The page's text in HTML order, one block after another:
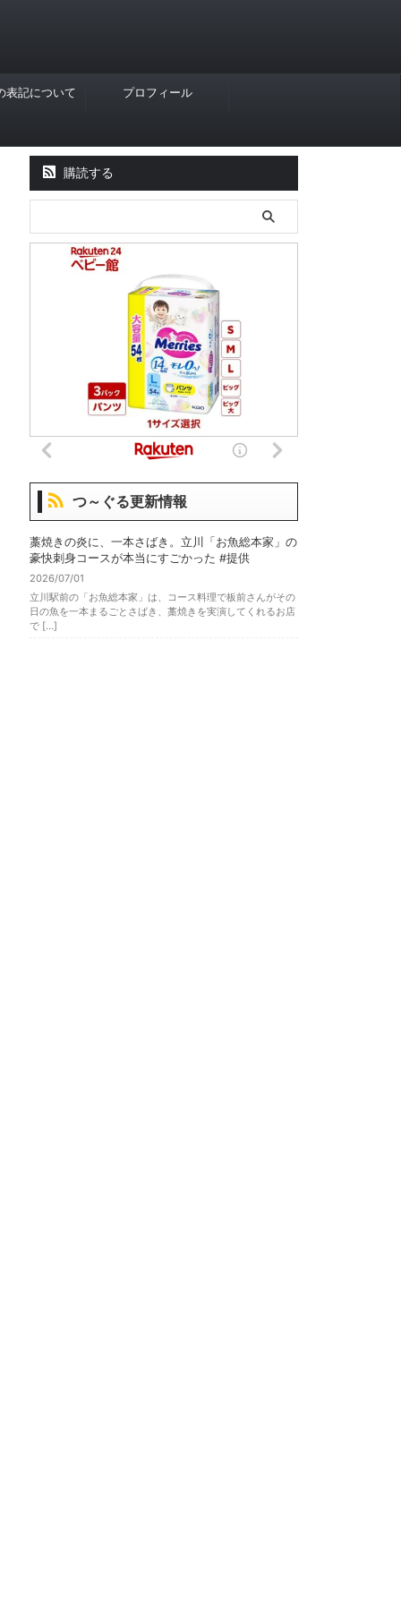
表記について プロフィール
購読する
つ～ぐる更新情報
藁焼きの炎に、一本さばき。立川「お魚総本家」の
豪快刺身コースが本当にすごかった #提供
2026/07/01
立川駅前の「お魚総本家」は、コース料理で板前さんがその
日の魚を一本まるごとさばき、藁焼きを実演してくれるお店
で […]